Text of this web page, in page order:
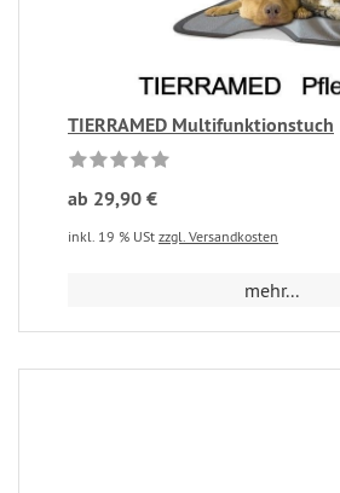
TIERRAMED Multifunktionstuch
ab 29,90 €
inkl. 19 % USt zzgl. Versandkosten
mehr...